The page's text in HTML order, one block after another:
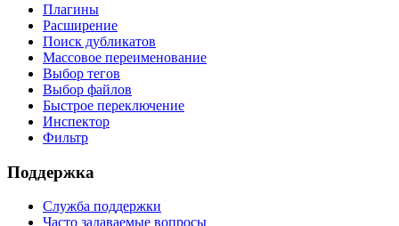
Плагины
Расширение
Поиск дубликатов
Массовое переименование
Выбор тегов
Выбор файлов
Быстрое переключение
Инспектор
Фильтр
Поддержка
Служба поддержки
Часто задаваемые вопросы